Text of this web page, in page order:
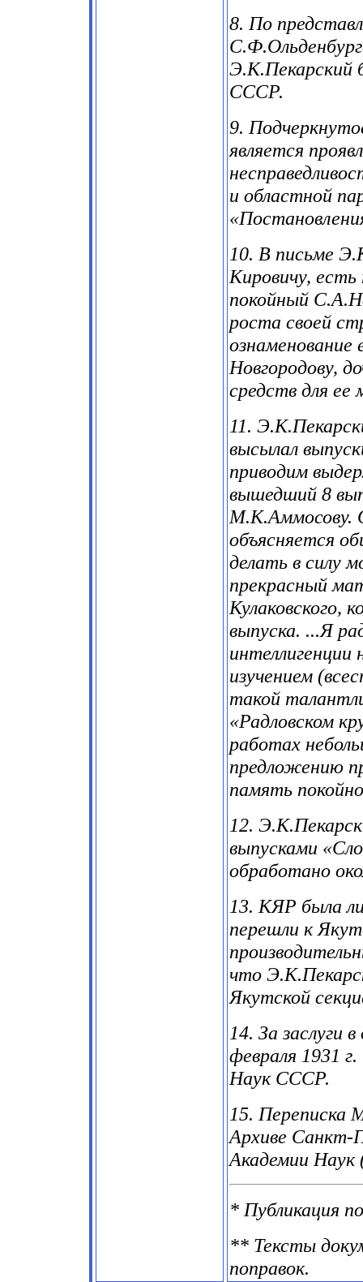
8. По
Э.К.Пекарский
СССР.
9.
является
и областной
10. В письме
Кировичу,
покойный
роста своей
ознаменование
Новгородову,
средств для ее
11.
высылал
приводим
вышедший 8
М.К.Аммосову.
объясняется
делать в силу
прекрасный
Кулаковского,
выпуска. ...Я
интеллигенции
изучением
такой
«Радловском
работах
предложению
память
12.
выпусками
обработано
13. КЯР была
перешли к
что
Якутской
14. За заслуги
февраля 1931
Наук СССР.
15. Переписка
Архиве Санкт-
Академии
* Публикация
** Тексты
поправок.